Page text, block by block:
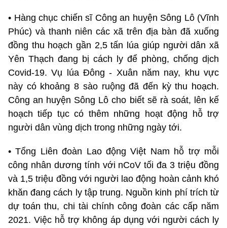
• Hàng chục chiến sĩ Công an huyện Sông Lô (Vĩnh
Phúc) và thanh niên các xã trên địa bàn đã xuống
đồng thu hoạch gần 2,5 tấn lúa giúp người dân xã
Yên Thạch đang bị cách ly để phòng, chống dịch
Covid-19. Vụ lúa Đông - Xuân năm nay, khu vực
này có khoảng 8 sào ruộng đã đến kỳ thu hoạch.
Công an huyện Sông Lô cho biết sẽ rà soát, lên kế
hoạch tiếp tục có thêm những hoạt động hỗ trợ
người dân vùng dịch trong những ngày tới.
• Tổng Liên đoàn Lao động Việt Nam hỗ trợ mỗi
công nhân dương tính với nCoV tối đa 3 triệu đồng
và 1,5 triệu đồng với người lao động hoàn cảnh khó
khăn đang cách ly tập trung. Nguồn kinh phí trích từ
dự toán thu, chi tài chính công đoàn các cấp năm
2021. Việc hỗ trợ không áp dụng với người cách ly